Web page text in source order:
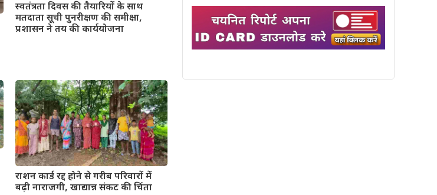
स्वतंत्रता दिवस की तैयारियों के साथ
मतदाता सूची पुनरीक्षण की समीक्षा,
प्रशासन ने तय की कार्ययोजना
राशन कार्ड रद्द होने से गरीब परिवारों में
बढ़ी नाराजगी, खाद्यान्न संकट की चिंता